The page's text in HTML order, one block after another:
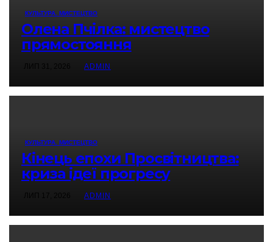
КУЛЬТУРА. МИСТЕЦТВО
Олена Пчілка: мистецтво
прямостояння
ADMIN
КУЛЬТУРА. МИСТЕЦТВО
Кінець епохи Просвітництва:
криза ідеї прогресу
ADMIN